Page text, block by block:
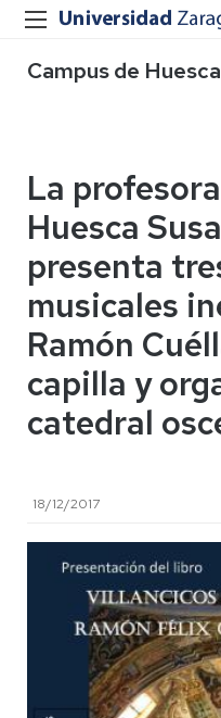
Campus de Huesca
La
Huesca
presenta
musicales
Ramón
capilla y
catedral
18/12/2017